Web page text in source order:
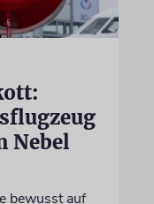
Nebel
bewusst auf